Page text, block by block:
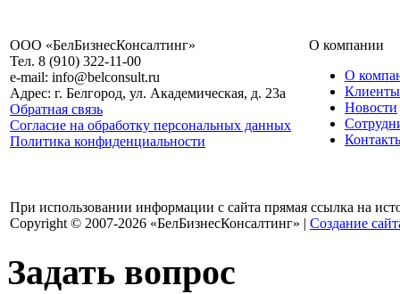
ООО «БелБизнесКонсалтинг»
Тел. 8 (910) 322-11-00
e-mail: info@belconsult.ru
Адрес: г. Белгород, ул. Академическая, д. 23а
Обратная связь
Согласие на обработку персональных данных
Политика конфиденциальности
О компании
О
Клиенты
Новости
При использовании информации с сайта прямая ссылка на
Copyright © 2007-2026 «БелБизнесКонсалтинг» | Создание
Задать вопрос